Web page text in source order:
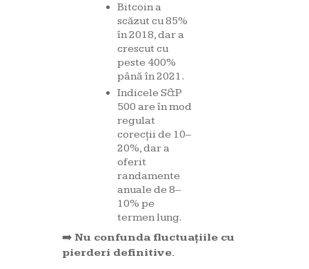
Bitcoin a
scăzut cu 85%
în 2018, dar a
crescut cu
peste 400%
până în 2021.
Indicele S&P
500 are în mod
regulat
corecții de 10–
20%, dar a
oferit
randamente
anuale de 8–
10% pe
termen lung.
➡️ Nu confunda fluctuațiile cu
pierderi definitive.